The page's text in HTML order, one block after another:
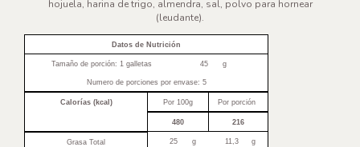
hojuela, harina de trigo, almendra, sal, polvo para hornear
(leudante).
Datos de Nutrición
Tamaño de porción: 1 galletas 45 g
Numero de porciones por envase: 5
Calorías (kcal) Por 100g Por porción
480 216
Grasa Total 25 g 11,3 g